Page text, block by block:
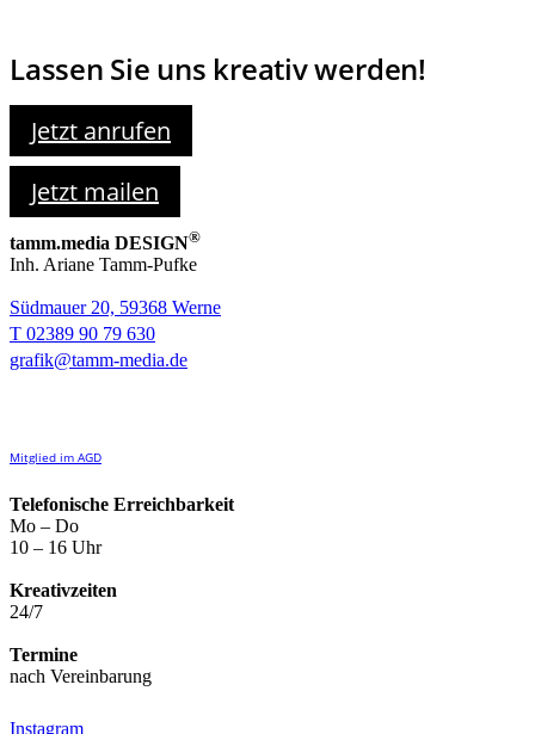
Lassen Sie uns kreativ werden!
Jetzt anrufen
Jetzt mailen
tamm.media DESIGN®
Inh. Ariane Tamm-Pufke
Südmauer 20, 59368 Werne
T 02389 90 79 630
grafik@tamm-media.de
Mitglied im AGD
Telefonische Erreichbarkeit
Mo – Do
10 – 16 Uhr
Kreativzeiten
24/7
Termine
nach Vereinbarung
Instagram